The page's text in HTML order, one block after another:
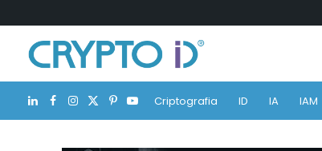
LinkedIn
Facebook
Instagram
X
(Twitter)
Pinterest
YouTubeCriptografia ID IA IAM